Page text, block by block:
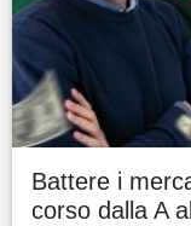
Battere i
corso dalla A